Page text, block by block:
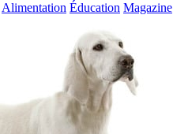
Alimentation Éducation Magazine